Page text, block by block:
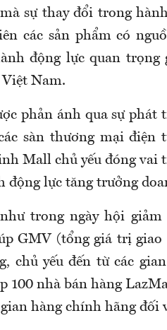
sự thay đổi trong
các sản phẩm có
động lực quan
Nam.
phản ánh qua sự phát
sàn thương mại điện
Mall chủ yếu đóng
động lực tăng trưởng
trong ngày hội giảm
GMV (tổng giá trị
chủ yếu đến từ các
100 nhà bán hàng
hàng chính hãng đối